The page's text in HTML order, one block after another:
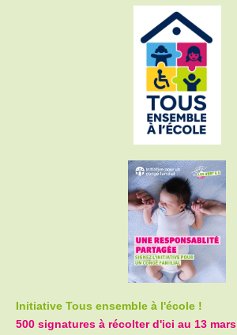
Initiative Tous ensemble à l'école !
500 signatures à récolter d'ici au 13